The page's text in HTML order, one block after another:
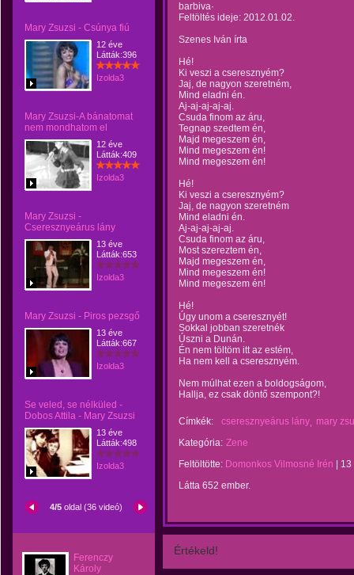
Mary Zsuzsi - Csúnya fiú
12 éve
Látták:396
Izolda3
Mary Zsuzsi-A bánatomat
nem mondhatom el
12 éve
Látták:409
Izolda3
Mary Zsuzsi -
Cseresznyeárus lány
13 éve
Látták:653
Izolda3
Mary Zsuzsi - Piros pezsgő
13 éve
Látták:667
Izolda3
Se veled, se nélküled -
Dobos Attila - Mary Zsuzsi
13 éve
Látták:498
Izolda3
4/5 oldal (36 videó)
Ferenczy
Károly
barbiva·
Feltöltés ideje: 2012.01.02.
Szenes Iván írta
Hé!
Ki veszi a cseresznyém?
Jaj, de nagyon szeretném,
Mind eladni én.
Aj-aj-aj-aj-aj.
Csuda finom az áru,
Tegnap szedtem én,
Majd megeszem én,
Mind megeszem én!
Mind megeszem én!
Hé!
Ki veszi a cseresznyém?
Jaj, de nagyon szeretném
Mind eladni én.
Aj-aj-aj-aj-aj.
Csuda finom az áru,
Most szereztem én,
Majd megeszem én,
Mind megeszem én!
Mind megeszem én!
Hé!
Úgy unom a cseresznyét!
Sokkal jobban szeretnék
Úszni a Dunán.
Én nem töltöm itt az estém,
Ha nem kell a cseresznyém.
Nem múlhat ezen a boldogságom,
Hallja, ez csak döntő szempont?!
Címkék: cseresznyeárus lány
mary
Kategória: Zene
Feltöltötte: Domonkos Vilmosné Irén
13
Látta 652 ember.
Értékeld!